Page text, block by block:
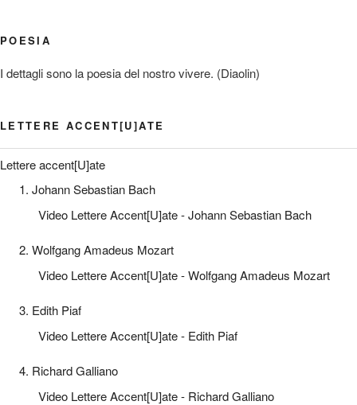
POESIA
I dettagli sono la poesia del nostro vivere. (Diaolin)
LETTERE ACCENT[U]ATE
Lettere accent[U]ate
1. Johann Sebastian Bach
Video Lettere Accent[U]ate - Johann Sebastian Bach
2. Wolfgang Amadeus Mozart
Video Lettere Accent[U]ate - Wolfgang Amadeus Mozart
3. Edith Piaf
Video Lettere Accent[U]ate - Edith Piaf
4. Richard Galliano
Video Lettere Accent[U]ate - Richard Galliano